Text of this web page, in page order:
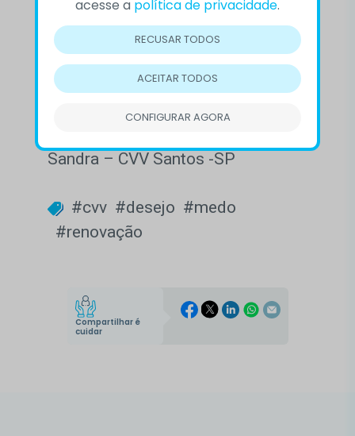
Fica a sugestão, então, de que
possamos utilizar cada vez mais
nossos medos como alavanca em
um mundo com muito mais amor e
solidariedade.
Sandra – CVV Santos -SP
#cvv #desejo #medo
#renovação
Compartilhar é
cuidar
acesse a política de privacidade.
RECUSAR TODOS
ACEITAR TODOS
CONFIGURAR AGORA